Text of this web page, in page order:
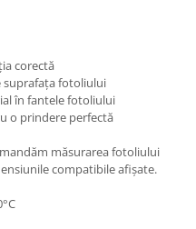
corectă
fotoliului
în fantele fotoliului
o prindere perfectă
măsurarea fotoliului
compatibile afișate.